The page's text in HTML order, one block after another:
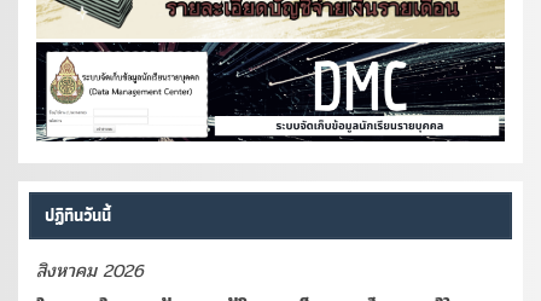
ปฏิทินวันนี้
สิงหาคม 2026